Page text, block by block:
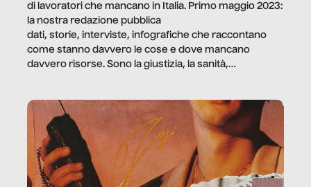
di lavoratori che mancano in Italia. Primo maggio 2023:
la nostra redazione pubblica
dati, storie, interviste, infografiche che raccontano
come stanno davvero le cose e dove mancano
davvero risorse. Sono la giustizia, la sanità,